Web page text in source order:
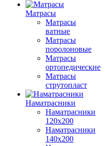
Матрасы
Матрасы
ватные
Матрасы
поролоновые
Матрасы
ортопедические
Матрасы
струтопласт
Наматрасники
Наматрасники
120х200
Наматрасники
140х200